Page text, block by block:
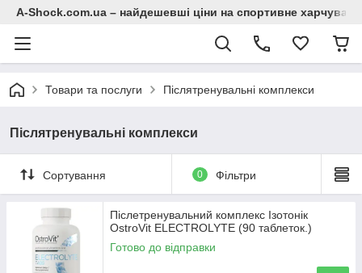
A-Shock.com.ua – найдешевші ціни на спортивне
Товари та послуги Післятренувальні комплекси
Післятренувальні комплекси
Сортування 0 Фільтри
Післетренувальний комплекс Ізотонік
OstroVit ELECTROLYTE (90 таблеток.)
Готово до відправки